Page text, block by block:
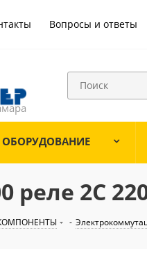
Вопросы и ответы
реле 2C
-